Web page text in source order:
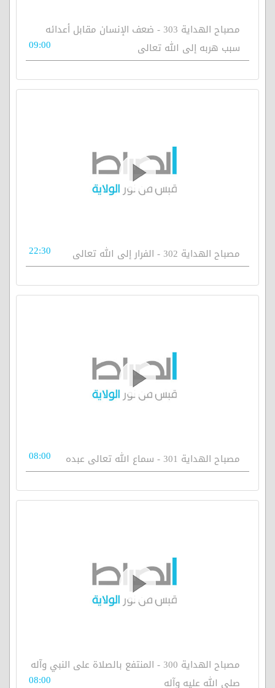
مصباح الهداية 303 - ضعف الإنسان مقابل أعدائه
سبب هربه إلى الله تعالى
09:00
مصباح الهداية 302 - الفرار إلى الله تعالى 22:30
مصباح الهداية 301 - سماع الله تعالى عبده 08:00
مصباح الهداية 300 - المنتفع بالصلاة على النبي وآله
صلى الله عليه وآله
08:00